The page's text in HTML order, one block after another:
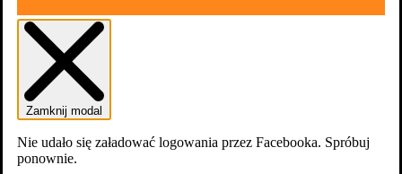
Zdjęcia
24
Zamknij modal
Nie udało się załadować logowania przez Facebooka. Spróbuj
ponownie.